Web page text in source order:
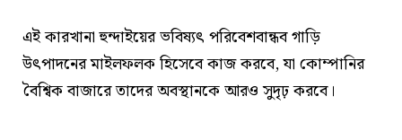
এই কারখানা হুন্দাইয়ের ভবিষ্যৎ পরিবেশবান্ধব গাড়ি
উৎপাদনের মাইলফলক হিসেবে কাজ করবে, যা কোম্পানির
বৈশ্বিক বাজারে তাদের অবস্থানকে আরও সুদৃঢ় করবে।